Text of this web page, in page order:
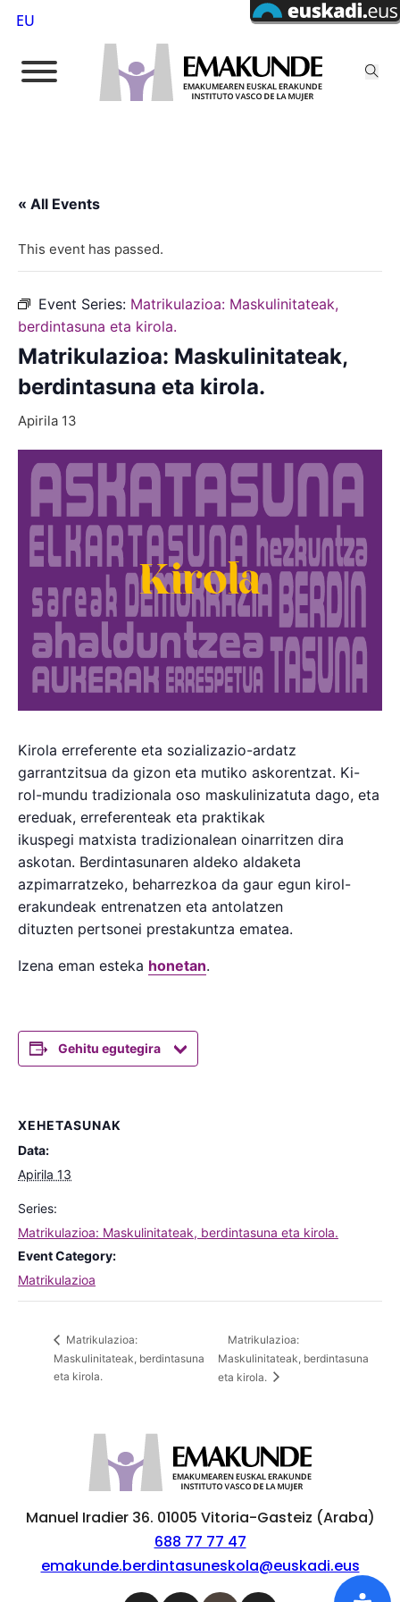
EU
« All Events
This event has passed.
Event Series: Matrikulazioa: Maskulinitateak,
berdintasuna eta kirola.
Matrikulazioa: Maskulinitateak,
berdintasuna eta kirola.
Apirila 13
Kirola erreferente eta sozializazio-ardatz
garrantzitsua da gizon eta mutiko askorentzat. Ki-
rol-mundu tradizionala oso maskulinizatuta dago, eta
ereduak, erreferenteak eta praktikak
ikuspegi matxista tradizionalean oinarritzen dira
askotan. Berdintasunaren aldeko aldaketa
azpimarratzeko, beharrezkoa da gaur egun kirol-
erakundeak entrenatzen eta antolatzen
dituzten pertsonei prestakuntza ematea.
Izena eman esteka honetan.
Gehitu egutegira
XEHETASUNAK
Data:
Apirila 13
Series:
Matrikulazioa: Maskulinitateak, berdintasuna eta kirola.
Event Category:
Matrikulazioa
Matrikulazioa:
Maskulinitateak, berdintasuna
eta kirola.
Matrikulazioa:
Maskulinitateak, berdintasuna
eta kirola.
Manuel Iradier 36. 01005 Vitoria-Gasteiz (Araba)
688 77 77 47
emakunde.berdintasuneskola@euskadi.eus